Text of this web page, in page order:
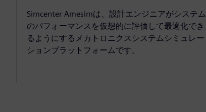
Simcenter Amesimは、設計エンジニアがシステム
のパフォーマンスを仮想的に評価して最適化でき
るようにするメカトロニクスシステムシミュレー
ションプラットフォームです。